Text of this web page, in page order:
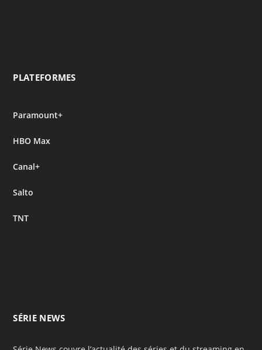
PLATEFORMES
Paramount+
HBO Max
Canal+
Salto
TNT
SÉRIE NEWS